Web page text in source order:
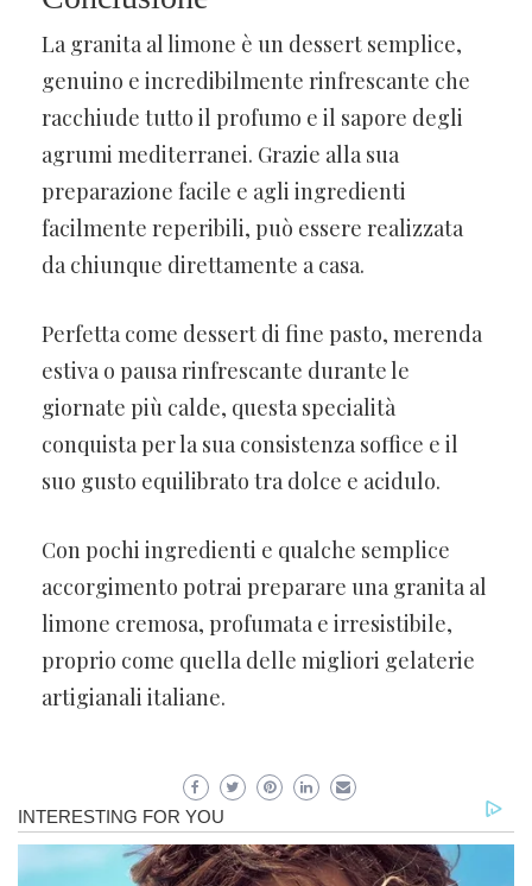
La granita al limone è un dessert semplice,
genuino e incredibilmente rinfrescante che
racchiude tutto il profumo e il sapore degli
agrumi mediterranei. Grazie alla sua
preparazione facile e agli ingredienti
facilmente reperibili, può essere realizzata
da chiunque direttamente a casa.
Perfetta come dessert di fine pasto, merenda
estiva o pausa rinfrescante durante le
giornate più calde, questa specialità
conquista per la sua consistenza soffice e il
suo gusto equilibrato tra dolce e acidulo.
Con pochi ingredienti e qualche semplice
accorgimento potrai preparare una granita al
limone cremosa, profumata e irresistibile,
proprio come quella delle migliori gelaterie
artigianali italiane.